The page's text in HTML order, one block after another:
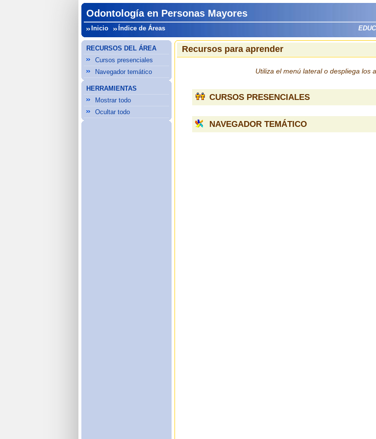
Odontología en Personas Mayores
Inicio Índice de Áreas
RECURSOS DEL ÁREA
Cursos presenciales
Navegador temático
HERRAMIENTAS
Mostrar todo
Ocultar todo
Recursos para aprender
Utiliza el menú lateral o despliega los
CURSOS PRESENCIALES
NAVEGADOR TEMÁTICO